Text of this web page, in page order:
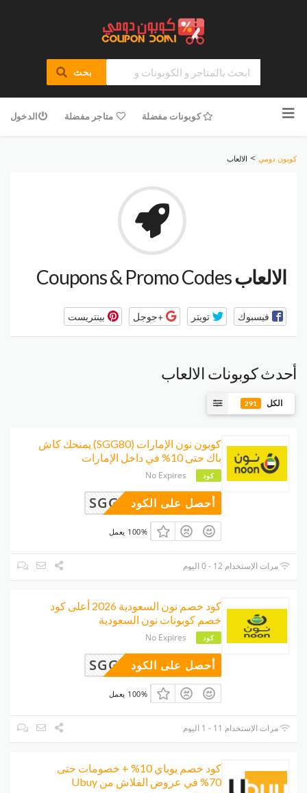
بحث
للمحتوى
كوبونات مفضلة متاجر مفضلة الدخول
كوبون دومي > الالعاب
الالعاب
فيسبوك تويتر +جوجل بينتريست
أحدث كوبونات الالعاب
الكل 291
كوبون نون الإمارات (SGG80) يمنحك كاش
باك حتى 10% في داخل الإمارات
كود No Expires
SGG80أحصل على الكود
100% يعمل
مرات الإستخدام 12 - 0 اليوم
كود خصم نون السعودية 2026 أعلى كود
خصم كوبونات نون السعودية
كود No Expires
SGG80أحصل على الكود
100% يعمل
مرات الإستخدام 11 - 1 اليوم
كود خصم يوباي 10% + خصومات حتى
70% في عروض الفلاش من Ubuy